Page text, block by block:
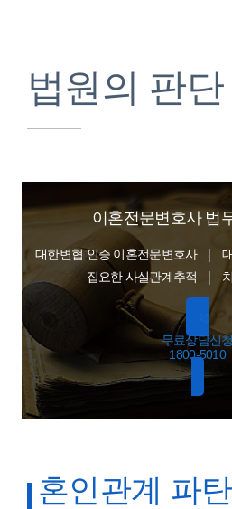
법원의 판단
이혼전문변호사 법
대한변협 인증 이혼전문변호사 |
집요한 사실관계추적 |
무료상담신
1800-5010
혼인관계 파